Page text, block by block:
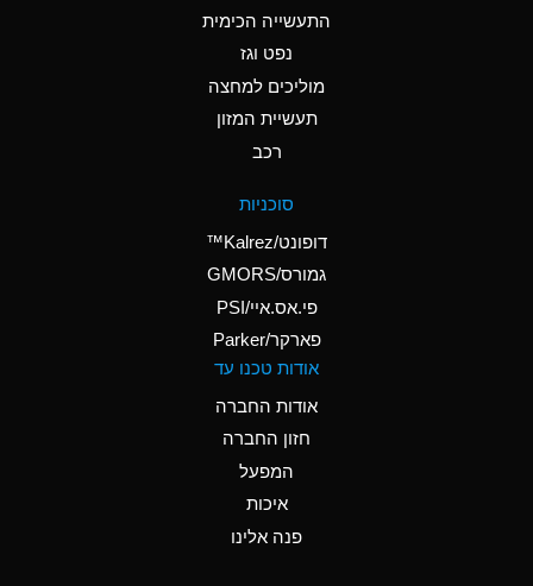
Ammonium Nitrate
Ammonium Nitrite
Ammonium Persulfate
Ammonium Phosphate
A
Ammonium Sulfate
B
Amyl Acetate (Banana
התעשייה הכימית
נפט וגז
מוליכים למחצה
תעשיית המזון
רכב
סוכניות
דופונט/Kalrez™
גמורס/GMORS
פי.אס.איי/PSI
פארקר/Parker
אודות טכנו עד
אודות החברה
חזון החברה
המפעל
איכות
פנה אלינו